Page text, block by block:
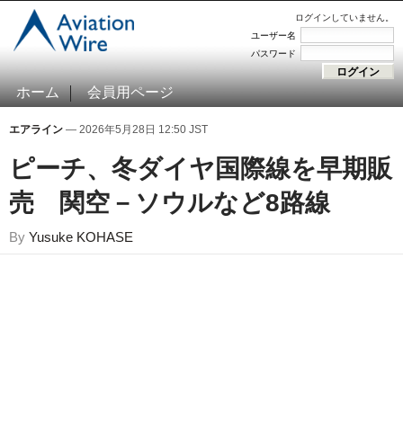
ログインしていません。
ユーザー名
パスワード
ホーム 会員用ページ
エアライン — 2026年5月28日 12:50 JST
ピーチ、冬ダイヤ国際線を早期販
売 関空－ソウルなど8路線
By Yusuke KOHASE